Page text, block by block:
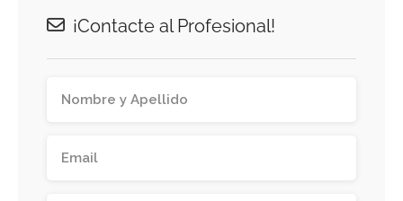
¡Contacte al Profesional!